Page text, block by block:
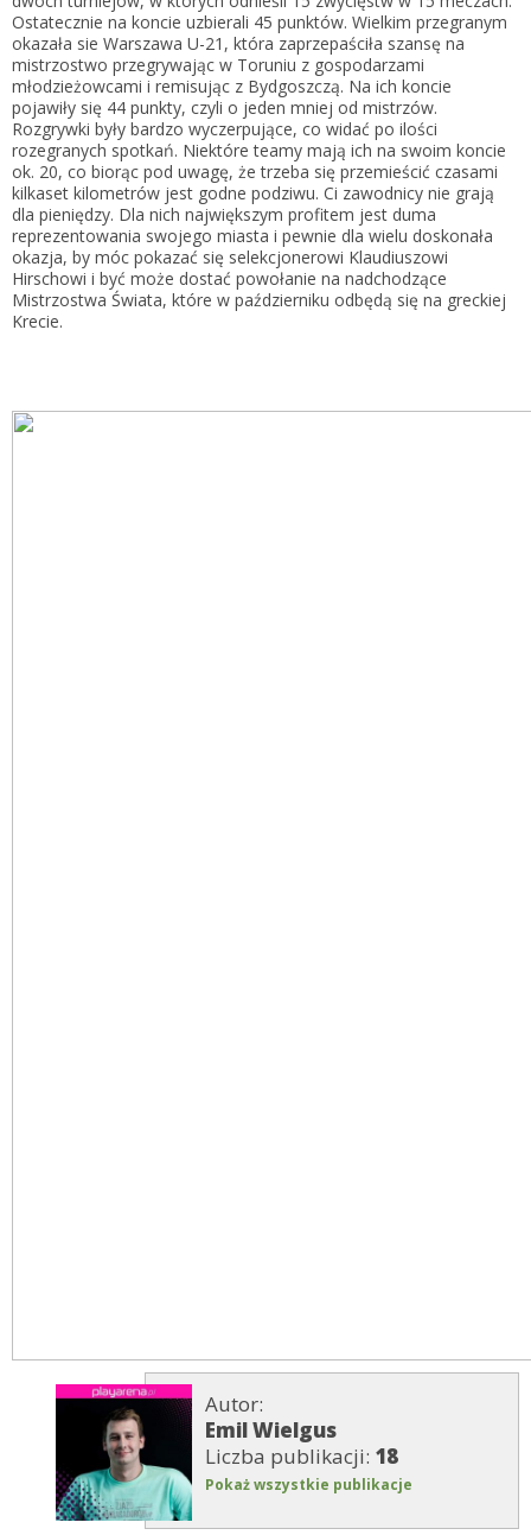
Ostatecznie na koncie uzbierali 45 punktów. Wielkim przegranym
okazała sie Warszawa U-21, która zaprzepaściła szansę na
mistrzostwo przegrywając w Toruniu z gospodarzami
młodzieżowcami i remisując z Bydgoszczą. Na ich koncie
pojawiły się 44 punkty, czyli o jeden mniej od mistrzów.
Rozgrywki były bardzo wyczerpujące, co widać po ilości
rozegranych spotkań. Niektóre teamy mają ich na swoim koncie
ok. 20, co biorąc pod uwagę, że trzeba się przemieścić czasami
kilkaset kilometrów jest godne podziwu. Ci zawodnicy nie grają
dla pieniędzy. Dla nich największym profitem jest duma
reprezentowania swojego miasta i pewnie dla wielu doskonała
okazja, by móc pokazać się selekcjonerowi Klaudiuszowi
Hirschowi i być może dostać powołanie na nadchodzące
Mistrzostwa Świata, które w październiku odbędą się na greckiej
Krecie.
Autor:
Emil Wielgus
Liczba publikacji: 18
Pokaż wszystkie publikacje